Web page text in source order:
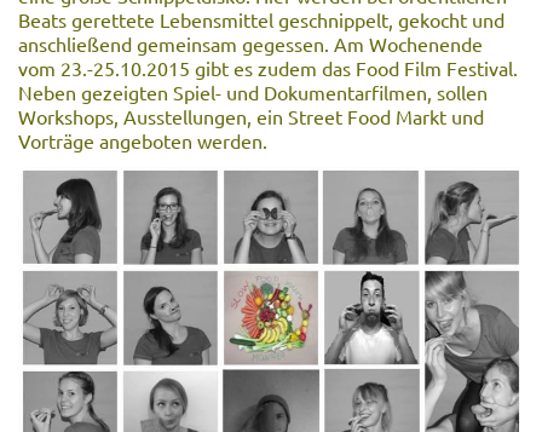
Beats gerettete Lebensmittel geschnippelt, gekocht und
anschließend gemeinsam gegessen. Am Wochenende
vom 23.-25.10.2015 gibt es zudem das Food Film Festival.
Neben gezeigten Spiel- und Dokumentarfilmen, sollen
Workshops, Ausstellungen, ein Street Food Markt und
Vorträge angeboten werden.